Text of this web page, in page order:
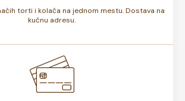
torti i kolača na jednom mestu. Dostava na
kućnu adresu.